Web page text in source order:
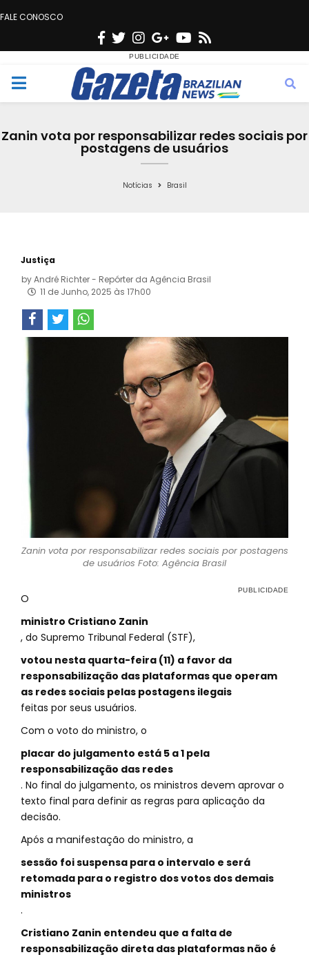
FALE CONOSCO
F
c
e
o
T
w
i
t
e
n
s
t
g
r
a
G
o
o
g
e
Y
u
t
b
s
M
Zanin vota por responsabilizar redes sociais por
postagens de usuários
Notícias Brasil
Justiça
byAndré Richter - Repórter da Agência Brasil
11 de Junho, 2025 às 17h00
Zanin vota por responsabilizar redes sociais por postagens
de usuários Foto: Agência Brasil
O
ministro Cristiano Zanin
, do Supremo Tribunal Federal (STF),
votou nesta quarta-feira (11) a favor da
responsabilização das plataformas que operam
as redes sociais pelas postagens ilegais
feitas por seus usuários.
Com o voto do ministro, o
placar do julgamento está 5 a 1 pela
responsabilização das redes
. No final do julgamento, os ministros devem aprovar o
texto final para definir as regras para aplicação da
decisão.
Após a manifestação do ministro, a
sessão foi suspensa para o intervalo e será
retomada para o registro dos votos dos demais
ministros
.
Cristiano Zanin entendeu que a falta de
responsabilização direta das plataformas não é